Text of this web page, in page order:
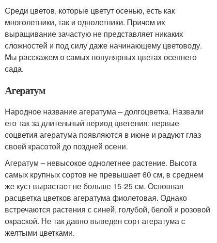
Среди цветов, которые цветут осенью, есть как
многолетники, так и однолетники. Причем их
выращивание зачастую не представляет никаких
сложностей и под силу даже начинающему цветоводу.
Мы расскажем о самых популярных цветах осеннего
сада.
Агератум
Народное название агератума – долгоцветка. Назвали
его так за длительный период цветения: первые
соцветия агератума появляются в июне и радуют глаз
своей красотой до поздней осени.
Агератум – невысокое однолетнее растение. Высота
самых крупных сортов не превышает 60 см, в среднем
же куст вырастает не больше 15-25 см. Основная
расцветка цветков агератума фиолетовая. Однако
встречаются растения с синей, голубой, белой и розовой
окраской. Не так давно выведен сорт агератума с
желтыми цветками.